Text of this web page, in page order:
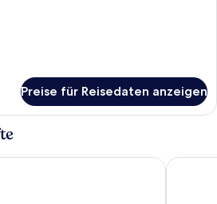
Preise für Reisedaten anzeigen